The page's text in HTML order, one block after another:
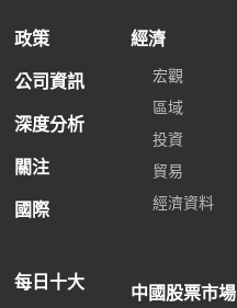
政策
公司資訊
深度分析
關注
國際
每日十大
經濟
宏觀
區域
投資
貿易
經濟資料
中國股票市場